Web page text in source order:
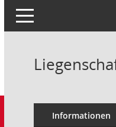
Toggle navigation
Informationen